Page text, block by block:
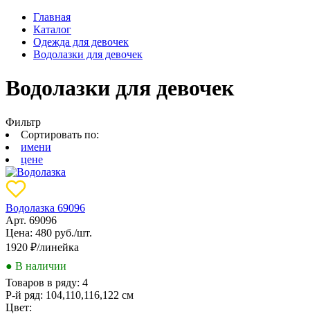
Главная
Каталог
Одежда для девочек
Водолазки для девочек
Водолазки для девочек
Фильтр
Сортировать по:
имени
цене
Водолазка 69096
Арт. 69096
Цена: 480 руб./шт.
1920 ₽/линейка
● В наличии
Товаров в ряду: 4
Р-й ряд: 104,110,116,122 см
Цвет: